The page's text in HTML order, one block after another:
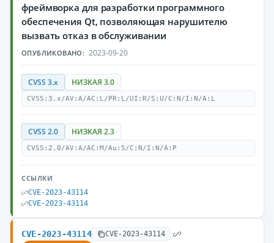
фреймворка для разработки программного
обеспечения Qt, позволяющая нарушителю
вызвать отказ в обслуживании
ОПУБЛИКОВАНО: 2023-09-20
CVSS 3.x НИЗКАЯ 3.0
CVSS:3.x/AV:A/AC:L/PR:L/UI:R/S:U/C:N/I:N/A:L
CVSS 2.0 НИЗКАЯ 2.3
CVSS:2.0/AV:A/AC:M/Au:S/C:N/I:N/A:P
ССЫЛКИ
CVE-2023-43114
CVE-2023-43114
CVE-2023-43114 CVE-2023-43114